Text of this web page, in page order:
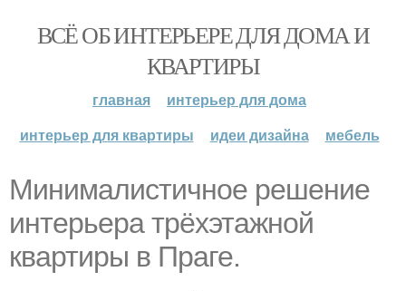
ВСЁ ОБ ИНТЕРЬЕРЕ ДЛЯ ДОМА И
КВАРТИРЫ
главная
интерьер для дома
интерьер для квартиры
идеи дизайна мебель
Минималистичное решение
интерьера трёхэтажной
квартиры в Праге.